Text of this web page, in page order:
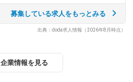
募集している求人をもっとみる
出典：doda求人情報（2026年8月時点）
企業情報を見る